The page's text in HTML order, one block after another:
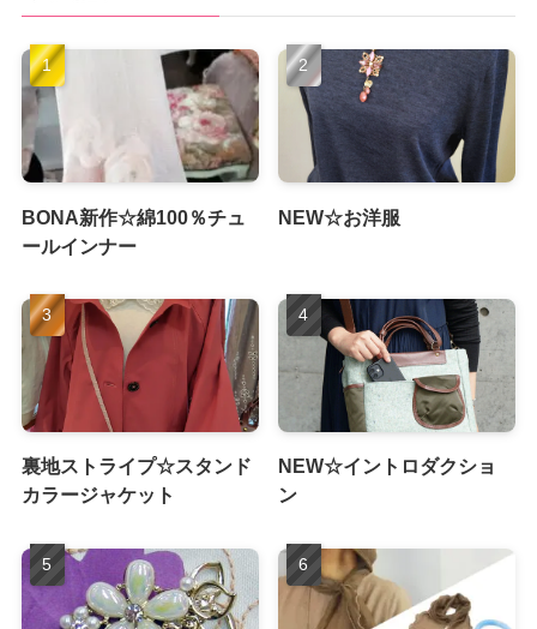
BONA新作☆綿100％チュ
ールインナー
NEW☆お洋服
裏地ストライプ☆スタンド
カラージャケット
NEW☆イントロダクショ
ン